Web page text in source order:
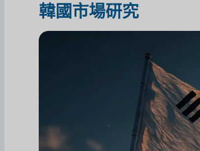
工業市場研究
韓國市場研究